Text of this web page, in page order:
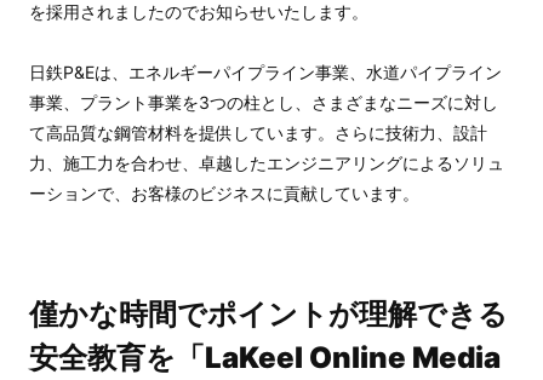
を採用されましたのでお知らせいたします。
日鉄P&Eは、エネルギーパイプライン事業、水道パイプライン
事業、プラント事業を3つの柱とし、さまざまなニーズに対し
て高品質な鋼管材料を提供しています。さらに技術力、設計
力、施工力を合わせ、卓越したエンジニアリングによるソリュ
ーションで、お客様のビジネスに貢献しています。
僅かな時間でポイントが理解できる
安全教育を「LaKeel Online Media